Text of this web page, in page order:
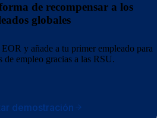
de recompensar a los
globales
y añade a tu primer empleado para
de empleo gracias a las RSU.
demostración